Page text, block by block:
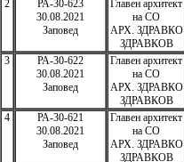
2
РА-30-623
30.08.2021
Заповед
Главен архитект
на СО
АРХ. ЗДРАВКО
ЗДРАВКОВ
3
РА-30-622
30.08.2021
Заповед
Главен архитект
на СО
АРХ. ЗДРАВКО
ЗДРАВКОВ
4
РА-30-621
30.08.2021
Заповед
Главен архитект
на СО
АРХ. ЗДРАВКО
ЗДРАВКОВ